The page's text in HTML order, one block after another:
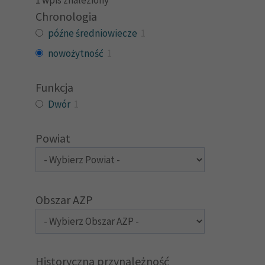
Chronologia
późne średniowiecze
nowożytność
Funkcja
Dwór
Powiat
Obszar AZP
Historyczna przynależność